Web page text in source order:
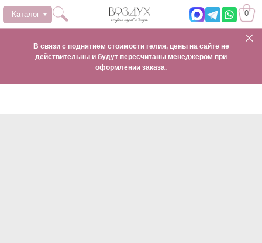
0
Каталог
В связи с поднятием стоимости гелия, цены на сайте не
действительны и будут пересчитаны менеджером при
оформлении заказа.